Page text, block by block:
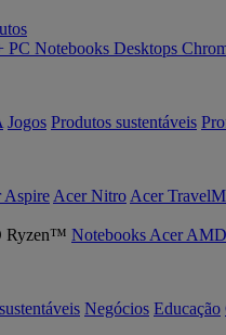
PC Notebooks Desktops
Jogos Produtos sustentáveis
Aspire Acer Nitro Acer
Notebooks Acer
Negócios Educação